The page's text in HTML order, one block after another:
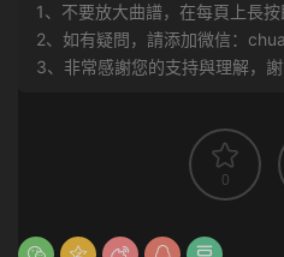
1、不要放大曲譜，在每頁上長按
2、如有疑問，請添加微信：
3、非常感謝您的支持與理解，謝
0